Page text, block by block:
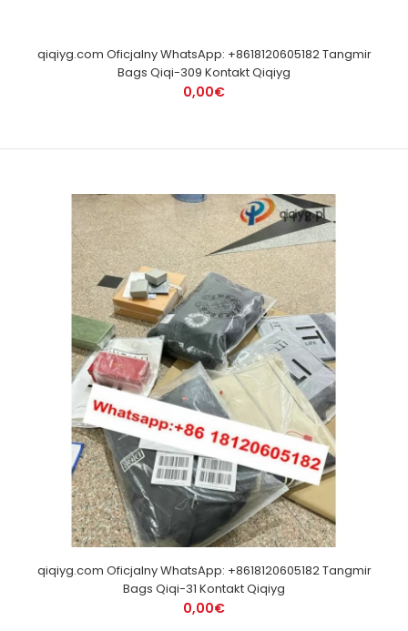
qiqiyg.com Oficjalny WhatsApp: +8618120605182 Tangmir
Bags Qiqi-309 Kontakt Qiqiyg
0,00€
qiqiyg.com Oficjalny WhatsApp: +8618120605182 Tangmir
Bags Qiqi-31 Kontakt Qiqiyg
0,00€